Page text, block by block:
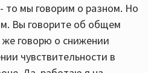
то мы говорим о разном. Но
Вы говорите об общем
же говорю о снижении
чувствительности в